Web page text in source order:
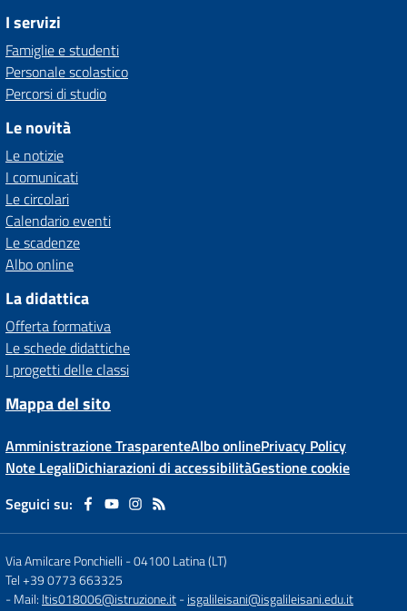
I servizi
Famiglie e studenti
Personale scolastico
Percorsi di studio
Le novità
Le notizie
I comunicati
Le circolari
Calendario eventi
Le scadenze
Albo online
La didattica
Offerta formativa
Le schede didattiche
I progetti delle classi
Mappa del sito
Amministrazione TrasparenteAlbo onlinePrivacy Policy
Note LegaliDichiarazioni di accessibilitàGestione cookie
Seguici su:
Via Amilcare Ponchielli -04100 Latina (LT)
Tel +39 0773 663325
- Mail: ltis018006@istruzione.it-isgalileisani@isgalileisani.edu.it